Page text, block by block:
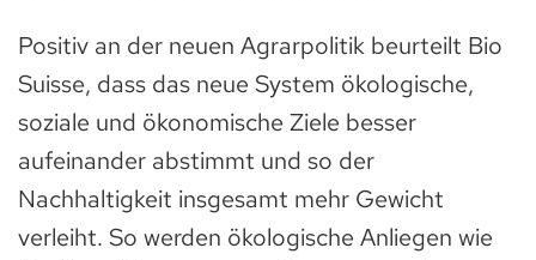
Positiv an der neuen Agrarpolitik beurteilt Bio
Suisse, dass das neue System ökologische,
soziale und ökonomische Ziele besser
aufeinander abstimmt und so der
Nachhaltigkeit insgesamt mehr Gewicht
verleiht. So werden ökologische Anliegen wie